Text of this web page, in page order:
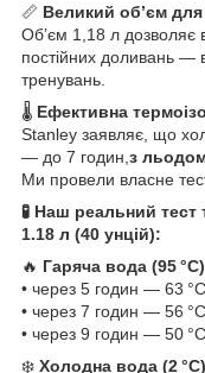
📏 Великий обʼєм
Обʼєм 1,18 л дозволяє
постійних доливань —
тренувань.
🌡️ Ефективна
Stanley заявляє, що
— до 7 годин, з
Ми провели власне
🧪 Наш реальний
1.18 л (40 унцій):
🔥 Гаряча вода (95
• через 5 годин — 63 °C
• через 7 годин — 56 °C
• через 9 годин — 50 °C
❄️ Холодна вода (2